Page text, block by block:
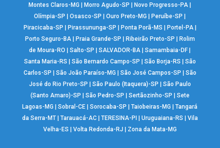
Montes Claros-MG
Morro Agudo-SP Novo Progresso-PA
Olímpia-SP
|Osasco-SP |Ouro Preto-MG Peruíbe-SP
Piracicaba-SP
Pirassununga-SP Ponta Porã-MS Portel-PA|
Porto Seguro-BA| Praia Grande-SP Ribeirão Preto-SP
Rolim
de Moura-RO
|Salto-SP |SALVADOR-BA |Samambaia-DF
Santa Maria-RS
São Bernardo Campo-SP São Borja-RS
São
Carlos-SP
São João Paraíso-MG São José Campos-SP
São
José do Rio Preto-SP
São Paulo (Itaquera)-SP
São Paulo
(Santo Amaro)-SP
São Pedro-SP Sertãozinho-SP
Sete
Lagoas-MG
|Sobral-CE |Sorocaba-SP |Taiobeiras-MG |Tangará
da Serra-MT| Tarauacá-AC| TERESINA-PI Uruguaiana-RS
Vila
Velha-ES
Volta Redonda-RJ Zona da Mata-MG